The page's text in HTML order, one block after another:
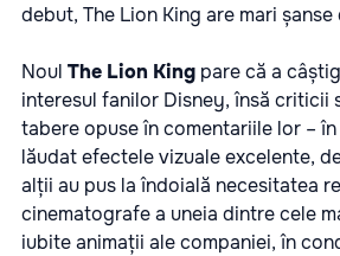
debut, The Lion King are mari
Noul The Lion King pare că a
interesul fanilor Disney, însă criticii
tabere opuse în comentariile lor –
lăudat efectele vizuale excelente,
alții au pus la îndoială necesitatea
cinematografe a uneia dintre cele
iubite animații ale companiei, în